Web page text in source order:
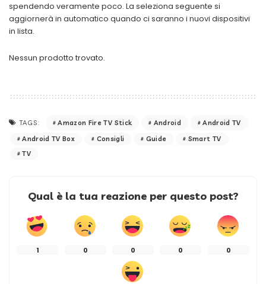
spendendo veramente poco. La seleziona seguente si
aggiornerà in automatico quando ci saranno i nuovi dispositivi
in lista.
Nessun prodotto trovato.
TAGS: Amazon Fire TV Stick Android
Android TV
Android TV Box
Consigli Guide
Smart TV
TV
Qual è la tua reazione per questo post?
1 0 0 0 0